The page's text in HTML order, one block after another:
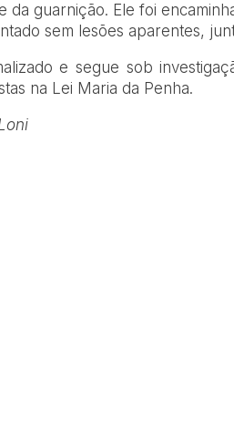
da guarnição. Ele foi
sem lesões aparentes,
e segue sob
na Lei Maria da Penha.